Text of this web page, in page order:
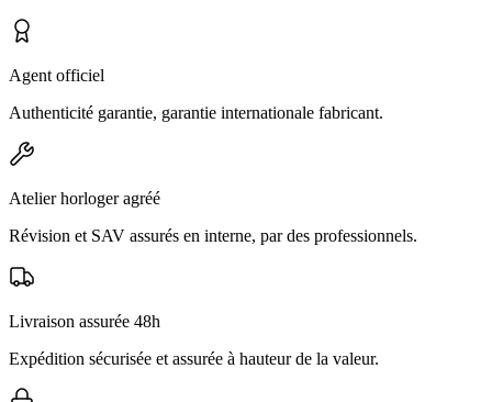
Agent officiel
Authenticité garantie, garantie internationale fabricant.
Atelier horloger agréé
Révision et SAV assurés en interne, par des professionnels.
Livraison assurée 48h
Expédition sécurisée et assurée à hauteur de la valeur.